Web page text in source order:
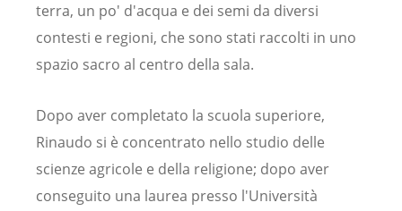
terra, un po' d'acqua e dei semi da diversi
contesti e regioni, che sono stati raccolti in uno
spazio sacro al centro della sala.
Dopo aver completato la scuola superiore,
Rinaudo si è concentrato nello studio delle
scienze agricole e della religione; dopo aver
conseguito una laurea presso l'Università